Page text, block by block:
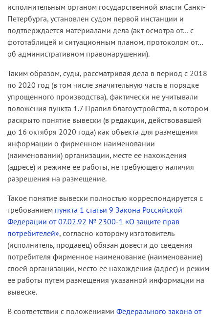
исполнительным органом государственной власти Санкт-
Петербурга, установлен судом первой инстанции и
подтверждается материалами дела (акт осмотра от… с
фототаблицей и ситуационным планом, протоколом от…
об административном правонарушении).
Таким образом, суды, рассматривая дела в период с 2018
по 2020 год (в том числе значительную часть в порядке
упрощенного производства), фактически не учитывали
положения пункта 1.7 Правил благоустройства, в котором
раскрыто понятие вывески (в редакции, действовавшей
до 16 октября 2020 года) как объекта для размещения
информации о фирменном наименовании
(наименовании) организации, месте ее нахождения
(адресе) и режиме ее работы, не требующего наличия
разрешения на размещение.
Такое понятие вывески полностью корреспондируется с
требованием пункта 1 статьи 9 Закона Российской
Федерации от 07.02.92 № 2300-1 «О защите прав
потребителей», согласно которому изготовитель
(исполнитель, продавец) обязан довести до сведения
потребителя фирменное наименование (наименование)
своей организации, место ее нахождения (адрес) и режим
ее работы путем размещения указанной информации на
вывеске.
В соответствии с положениями Федерального закона от